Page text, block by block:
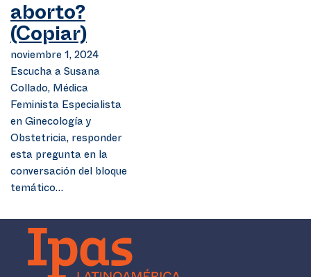
aborto?
(Copiar)
noviembre 1, 2024
Escucha a Susana
Collado, Médica
Feminista Especialista
en Ginecología y
Obstetricia, responder
esta pregunta en la
conversación del bloque
temático…